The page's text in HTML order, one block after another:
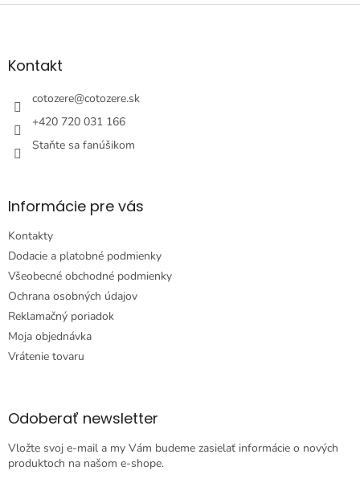
Z
äKontakt
cotozere@cotozere.sk
+420 720 031 166
Staňte sa fanúšikom
Informácie pre vás
Kontakty
Dodacie a platobné podmienky
Všeobecné obchodné podmienky
Ochrana osobných údajov
Reklamačný poriadok
Moja objednávka
Vrátenie tovaru
Odoberať newsletter
Vložte svoj e-mail a my Vám budeme zasielať informácie o nových
produktoch na našom e-shope.